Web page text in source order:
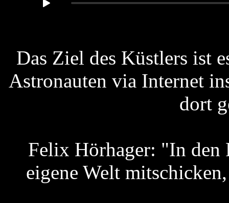
Das Ziel des Küstlers ist
Astronauten via Internet
dort
Felix Hörhager: "In den
eigene Welt